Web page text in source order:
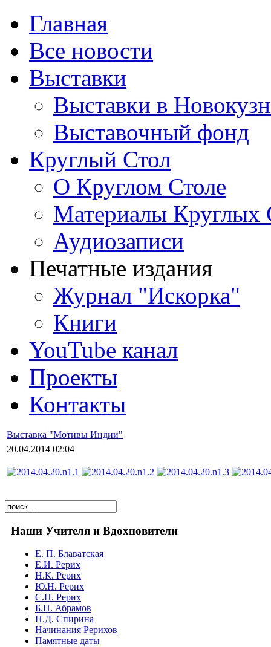
Главная
Все новости
Выставки
Выставки в
Выставочный фонд
Круглый Стол
О Круглом Столе
Материалы Круглых
Аудиозаписи
Печатные издания
Журнал "Искорка"
Книги
YouTube канал
Проекты
Контакты
Выставка "Мотивы Индии"
20.04.2014 02:04
Наши Учителя и Вдохновители
Е. П. Блаватская
Е.И. Рерих
Н.К. Рерих
Ю.Н. Рерих
С.Н. Рерих
Б.Н. Абрамов
Н.Д. Спирина
Начинания Рерихов
Памятные даты